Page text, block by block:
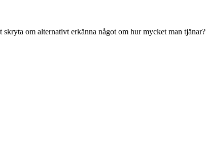
om alternativt erkänna något om hur mycket man tjänar?